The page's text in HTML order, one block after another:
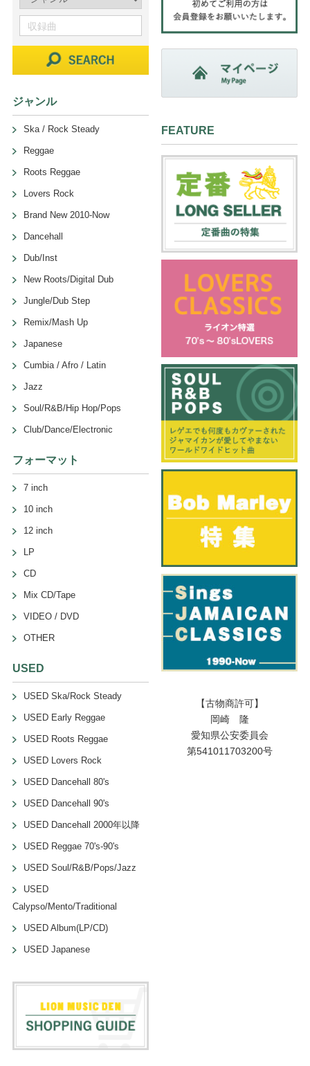
ジャンル
Ska / Rock Steady
Reggae
Roots Reggae
Lovers Rock
Brand New 2010-Now
Dancehall
Dub/Inst
New Roots/Digital Dub
Jungle/Dub Step
Remix/Mash Up
Japanese
Cumbia / Afro / Latin
Jazz
Soul/R&B/Hip Hop/Pops
Club/Dance/Electronic
フォーマット
7 inch
10 inch
12 inch
LP
CD
Mix CD/Tape
VIDEO / DVD
OTHER
USED
USED Ska/Rock Steady
USED Early Reggae
USED Roots Reggae
USED Lovers Rock
USED Dancehall 80's
USED Dancehall 90's
USED Dancehall 2000年以降
USED Reggae 70's-90's
USED Soul/R&B/Pops/Jazz
USED
Calypso/Mento/Traditional
USED Album(LP/CD)
USED Japanese
FEATURE
【古物商許可】
岡崎 隆
愛知県公安委員会
第541011703200号